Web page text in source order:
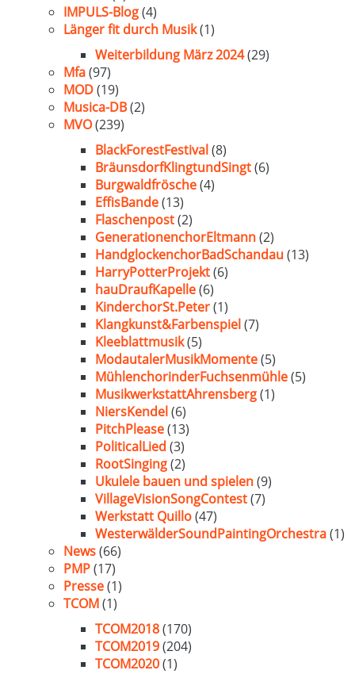
IMPULS-Blog(4)
Länger fit durch Musik(1)
Weiterbildung März 2024(29)
Mfa(97)
MOD(19)
Musica-DB(2)
MVO(239)
BlackForestFestival(8)
BräunsdorfKlingtundSingt(6)
Burgwaldfrösche(4)
EffisBande(13)
Flaschenpost(2)
GenerationenchorEltmann(2)
HandglockenchorBadSchandau(13)
HarryPotterProjekt(6)
hauDraufKapelle(6)
KinderchorSt.Peter(1)
Klangkunst&Farbenspiel(7)
Kleeblattmusik(5)
ModautalerMusikMomente(5)
MühlenchorinderFuchsenmühle(5)
MusikwerkstattAhrensberg(1)
NiersKendel(6)
PitchPlease(13)
PoliticalLied (3)
RootSinging(2)
Ukulele bauen und spielen(9)
VillageVisionSongContest(7)
Werkstatt Quillo(47)
WesterwälderSoundPaintingOrchestra(1)
News(66)
PMP(17)
Presse(1)
TCOM(1)
TCOM2018(170)
TCOM2019(204)
TCOM2020(1)